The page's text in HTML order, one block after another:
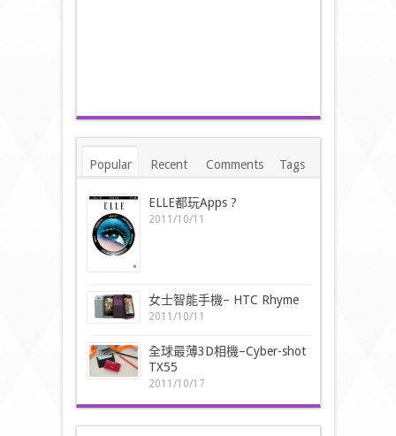
Popular Recent Comments Tags
ELLE都玩Apps ?
2011/10/11
女士智能手機– HTC Rhyme
2011/10/11
全球最薄3D相機–Cyber-shot
TX55
2011/10/17